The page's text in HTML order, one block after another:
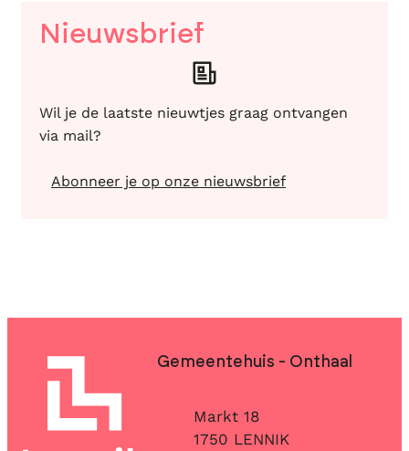
Nieuwsbrief
Wil je de laatste nieuwtjes graag ontvangen
via mail?
Abonneer je op onze nieuwsbrief
Contact & openingsuren
Gemeentehuis - Onthaal
AdresMarkt 18
,1750 LENNIK